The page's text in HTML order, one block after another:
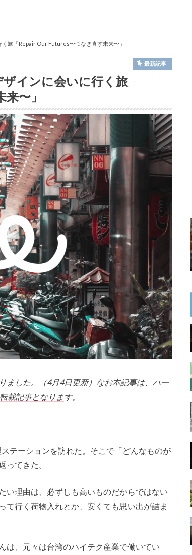
旅「Repair Our Futures〜つなぎ直す未来〜」
最新記事
インに会いに行く旅
〜」
ました。（4月4日更新）なお本記事は、ハー
載記事となります。
テーションを訪れた。そこで「どんなものが
ってきた。
い理由は、必ずしも高いものだからではない
て行く荷物入れとか、安くても思い出が詰ま
は、元々は台湾のハイテク産業で働いてい